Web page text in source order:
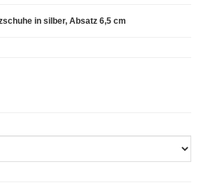
in silber, Absatz 6,5 cm